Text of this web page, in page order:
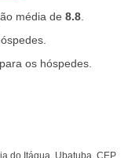
média de 8.8
para os hóspedes.
do Itágua, Ubatuba, CEP